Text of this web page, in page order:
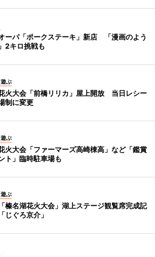
ーパ「ポークステーキ」新店 「漫画のよう
2キロ挑戦も
ぶ
火大会「前橋リリカ」屋上開放 当日レシー
制に変更
ぶ
火大会「ファーマーズ高崎棟高」など「鑑賞
ト」臨時駐車場も
ぶ
榛名湖花火大会」湖上ステージ観覧席完成記
じぐろ京介」